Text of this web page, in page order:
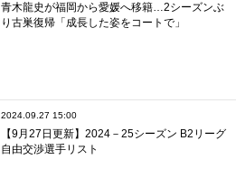
青木龍史が福岡から愛媛へ移籍…2シーズンぶ
り古巣復帰「成長した姿をコートで」
2024.09.27 15:00
【9月27日更新】2024－25シーズン B2リーグ
自由交渉選手リスト